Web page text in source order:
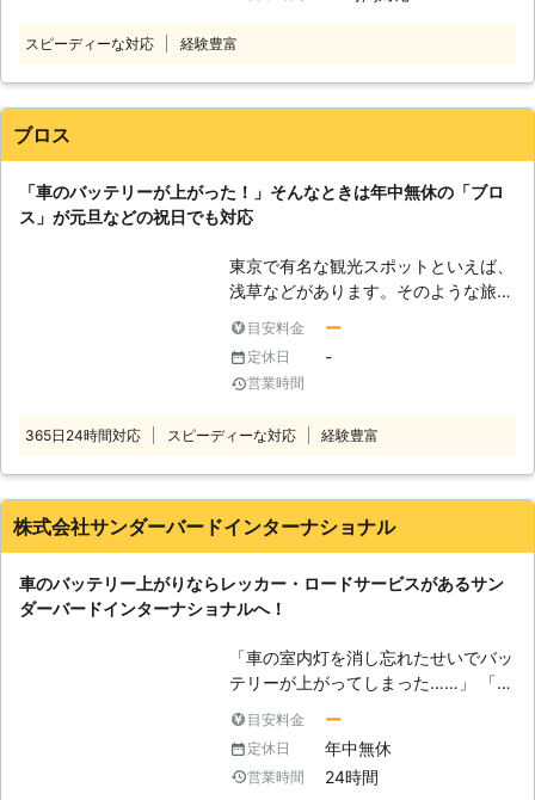
中無休で対応可能！車のバッテリー上
します 業者に作業を依頼しようと思
バッテリー上がりは、お客様の身にい
つ起こるのかわかりません。弊社はお
客様の身にトラブルが起きたときに、
しております。 「土曜日にちょっと
温泉でも入りに行こうかと思ったら、
車が動かない……しまった！車が半ド
か！」という状況でバッテリー上がり
で困ったときは、ぜひ弊社のことを思
記のような方法で、弊社はお客様のバ
急に動かなくなってしまい、気が動転
していらっしゃると思います。我々は
て、お客様が元の生活に戻れるように
努めさせていただきますので、気軽に
お困りの方に対応しております。 経
の車に合った電圧で電力を供給し、エ
ンジンをかけるお手伝いをいたしま
に関してご相談をご希望のときのもお
任せください。 有馬株式会社では、
車やバイクのパンク修理にも対応可能
しまい走行できなくなってしまった際
は、お気軽に私達までご相談くださ
トラブルや車やバイクのパンクでお困
りの方に対応している業者です。 東
京都府中市に拠点を構えていますの
早く復旧させたい……」そんなときこ
電気を溜める役割をしていて、この電
気の力を利用してエンジンを回して車
テリー内の電気が切れてしまうと、車
を走らせることができなくなってしま
います。 ●バッテリーの充電は自分
でおこなうと危険です 「車のバッテ
リーが上がったらすぐに何とかした
し、バッテリーの充電を知識がないま
まおこなうと、命の危険にさらされる
おそれもあるのです。 車のバッテリ
ー上がりは、市販のポータブルバッテ
リーを使うことで充電できます。この
ポータブルバッテリーで充電をするた
めには車のバッテリーにつなげる必要
があります。しかし、この接続の順番
引き起こしてしまうことがあるので
す。 安全にバッテリー充電をするた
ロに依頼しましょう。 ●出張対応が
可能！出先のバッテリー切れにも対応
可能！ 弊社は無料で、電話相談と出
スピーディーな対応 経験豊富
ブロス
「車のバッテリーが上がった！」そんなときは年中無休の「ブロ
ス」が元旦などの祝日でも対応
東京で有名な観光スポットといえば、
浅草などがあります。そのような旅行
ことがあれば、目的に辿りつけなかっ
たり帰宅できなくなってしまったりす
るかもしれません。そんなことになっ
す。 車のエンジンがかからないとき
ときは車内でまったりする方は多いの
ではないでしょうか？車のエンジンを
潰したりライトのつけっぱなしにした
りすると、カーバッテリーの電力が消
ンがかからなくなるのです。 もしも
車のバッテリーが上がったら弊社「ブ
ロス」までご連絡ください。 【年中
無休対応！カーバッテリーが上がった
らいつでも駆けつけます】 ブロスは
無休で営業しているので、祝日でもお
目安料金 ー
定休日 -
営業時間
365日24時間対応 スピーディーな対応 経験豊富
株式会社サンダーバードインターナショナル
車のバッテリー上がりならレッカー・ロードサービスがあるサン
ダーバードインターナショナルへ！
「車の室内灯を消し忘れたせいでバッ
テリーが上がってしまった……」 「バ
ンが掛からず、身動きが取れな
い……」 そのようなバッテリートラブ
ルでお困りの際は、弊社「サンダーバ
目安料金 ー
定休日 年中無休
営業時間 24時間